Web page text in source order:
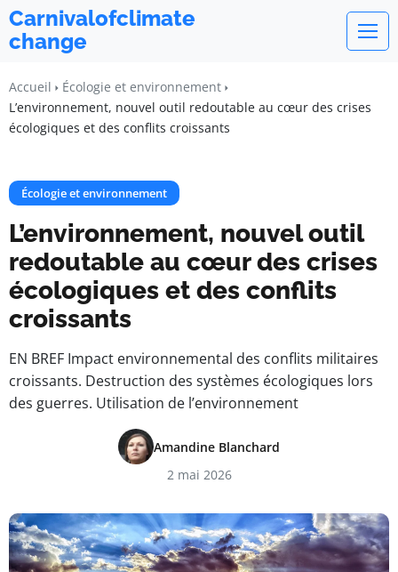
Carnivalofclimate
change
Accueil
Écologie et environnement
L’environnement, nouvel outil redoutable au cœur des crises
écologiques et des conflits croissants
Écologie et environnement
L’environnement, nouvel outil
redoutable au cœur des crises
écologiques et des conflits
croissants
EN BREF Impact environnemental des conflits militaires
croissants. Destruction des systèmes écologiques lors
des guerres. Utilisation de l’environnement
Amandine Blanchard
2 mai 2026